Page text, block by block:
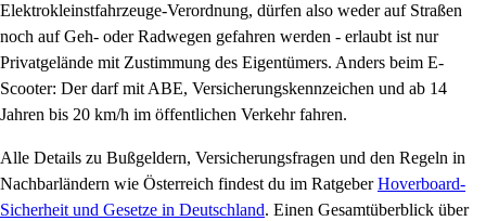
Elektrokleinstfahrzeuge-Verordnung, dürfen also weder auf Straßen
noch auf Geh- oder Radwegen gefahren werden - erlaubt ist nur
Privatgelände mit Zustimmung des Eigentümers. Anders beim E-
Scooter: Der darf mit ABE, Versicherungskennzeichen und ab 14
Jahren bis 20 km/h im öffentlichen Verkehr fahren.
Alle Details zu Bußgeldern, Versicherungsfragen und den Regeln in
Nachbarländern wie Österreich findest du im RatgeberHoverboard-
Sicherheit und Gesetze in Deutschland. Einen Gesamtüberblick über